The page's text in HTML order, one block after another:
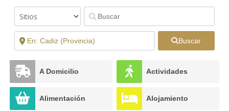
Buscar
A Domicilio Actividades
Alimentación Alojamiento